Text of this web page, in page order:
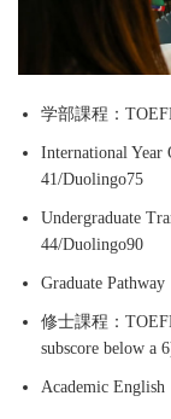
学部課程：
International
41/Duolingo75
Undergraduate
44/Duolingo90
Graduate
修士課程：
subscore below a
Academic English